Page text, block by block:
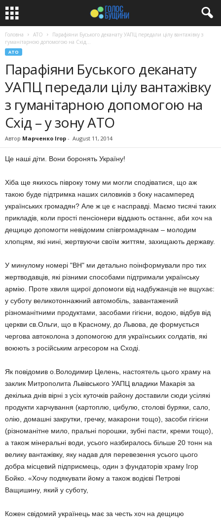
Головна АТО
Парафіяни Буського деканату УАПЦ передали цілу вантажівку з
гуманітарною допомогою на Схід...
АТО
Парафіяни Буського деканату
УАПЦ передали цілу вантажівку
з гуманітарною допомогою на
Схід – у зону АТО
Автор Марченко Ігор - August 11, 2014
Це наші діти. Вони боронять Україну!
Хіба ще якихось півроку тому ми могли сподіватися, що аж
такою буде підтримка наших силовиків з боку насамперед
українських громадян? Але ж це є насправді. Маємо тисячі таких
прикладів, коли прості пенсіонери віддають останнє, аби хоч на
дещицю допомогти невідомим співгромадянам – молодим
хлопцям, які нині, жертвуючи своїм життям, захищають державу.
У минулому номері "ВН" ми детально поінформували про тих
жертводавців, які різними способами підтримали українську
армію. Проте хвиля щирої допомоги від надбужанців не вщухає:
у суботу великотоннажний автомобіль, завантажений
різноманітними продуктами, засобами гігієни, водою, відбув від
церкви св.Ольги, що в Красному, до Львова, де формується
чергова автоколона з допомогою для українських солдатів, які
воюють з російським агресором на Сході.
Як повідомив о.Володимир Целень, настоятель цього храму на
заклик Митрополита Львівського УАПЦ владики Макарія за
декілька днів вірні з усіх куточків району доставили сюди усілякі
продукти харчування (картоплю, цибулю, столові буряки, сало,
олію, домашні закрутки, гречку, макарони тощо), засоби гігієни
(різноманітне мило, пральні порошки, зубні пасти, креми тощо),
а також мінеральні води, усього назбиралось більше 20 тонн на
велику вантажівку, яку надав для перевезення усього цього
добра місцевий підприємець, один з фундаторів храму Ігор
Бойко. «Хочу подякувати йому а також водієві Петрові
Ващишину, який у суботу,
Кожен свідомий українець має за честь хоч на дещицю